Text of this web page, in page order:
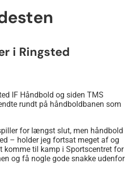
i Ringsted
IF Håndbold og siden TMS
rundt på håndboldbanen som
for længst slut, men håndbold
– holder jeg fortsat meget af og
komme til kamp i Sportscentret for
og få nogle gode snakke udenfor